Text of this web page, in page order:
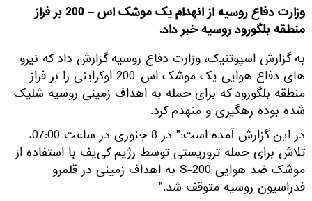
وزارت دفاع روسیه از انهدام یک موشک اس – 200 بر فراز
منطقه بلگورود روسیه خبر داد.
به گزارش اسپوتنیک، وزارت دفاع روسیه گزارش داد که نیرو
های دفاع هوایی یک موشک اس-200 اوکراینی را بر فراز
منطقه بلگورود که برای حمله به اهداف زمینی روسیه شلیک
شده بوده رهگیری و منهدم کرد.
در این گزارش آمده است:" در 8 جنوری در ساعت 07:00،
تلاش برای حمله تروریستی توسط رژیم کی‌یف با استفاده از
موشک ضد هوایی S-200 به اهداف زمینی در قلمرو
فدراسیون روسیه متوقف شد."